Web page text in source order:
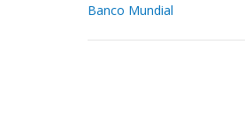
Banco Mundial